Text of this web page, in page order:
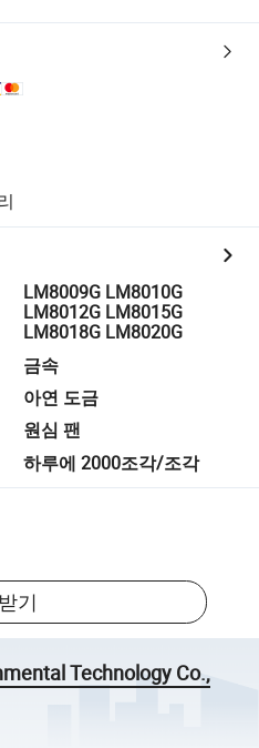
LM8009G LM8010G
LM8012G LM8015G
LM8018G LM8020G
금속
아연 도금
원심 팬
하루에 2000조각/조각
기
Technology Co.,